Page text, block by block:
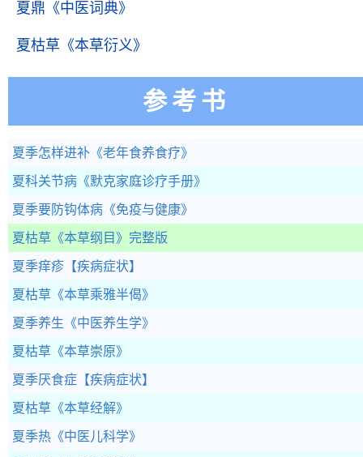
夏鼎 《中医词典》
夏枯草 《本草衍义》
参考书
夏季怎样进补 《老年食养食疗》
夏科关节病 《默克家庭诊疗手册》
夏季要防钩体病 《免疫与健康》
夏枯草 《本草纲目》完整版
夏季痒疹 【疾病症状】
夏枯草 《本草乘雅半偈》
夏季养生 《中医养生学》
夏枯草 《本草崇原》
夏季厌食症 【疾病症状】
夏枯草 《本草经解》
夏季热 《中医儿科学》